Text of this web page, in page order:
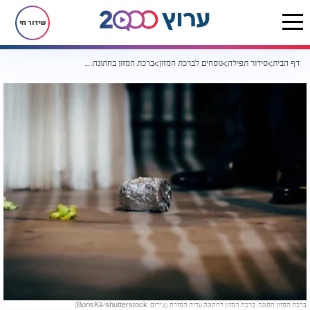
שידור חי
דף הבית סידור תפילה נוסחים לברכת המזון ברכת המזון בחתונה: נוסח עדות המזרח
ברכת המזון חתונה: ברכת המזון לחתונה עדות המזרח. (צילום: BorisK9/shutterstock)